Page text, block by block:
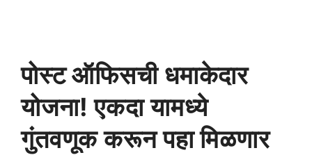
पोस्ट ऑफिसची धमाकेदार
योजना! एकदा यामध्ये
गुंतवणूक करून पहा मिळणार